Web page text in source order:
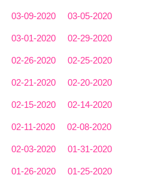
03-09-2020 03-05-2020
03-01-2020 02-29-2020
02-26-2020 02-25-2020
02-21-2020 02-20-2020
02-15-2020 02-14-2020
02-11-2020 02-08-2020
02-03-2020 01-31-2020
01-26-2020 01-25-2020